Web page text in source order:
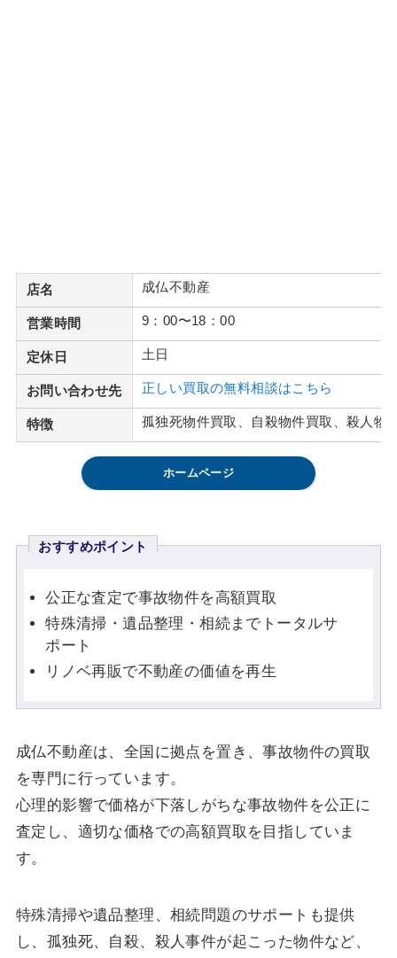
店名 成仏不動産
営業時間 9：00〜18：00
定休日 土日
お問い合わせ先 正しい買取の無料相談はこちら
特徴 孤独死物件買取、自殺物件買取、殺人物
ホームページ
おすすめポイント
公正な査定で事故物件を高額買取
特殊清掃・遺品整理・相続までトータルサ
ポート
リノベ再販で不動産の価値を再生
成仏不動産は、全国に拠点を置き、事故物件の買取
を専門に行っています。
心理的影響で価格が下落しがちな事故物件を公正に
査定し、適切な価格での高額買取を目指していま
す。
特殊清掃や遺品整理、相続問題のサポートも提供
し、孤独死、自殺、殺人事件が起こった物件など、